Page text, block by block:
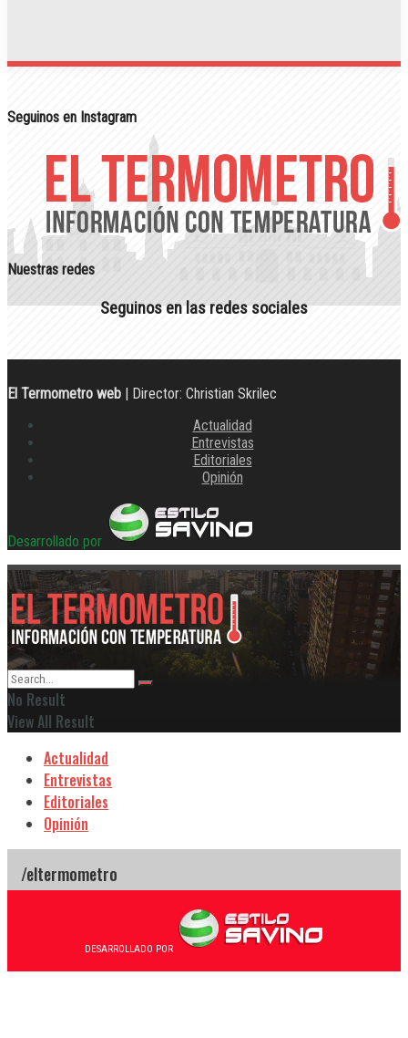
Seguinos en Instagram
Nuestras redes
Seguinos en las redes sociales
El Termometro web | Director: Christian Skrilec
Actualidad
Entrevistas
Editoriales
Opinión
Desarrollado por
No Result
View All Result
Actualidad
Entrevistas
Editoriales
Opinión
DESARROLLADO POR